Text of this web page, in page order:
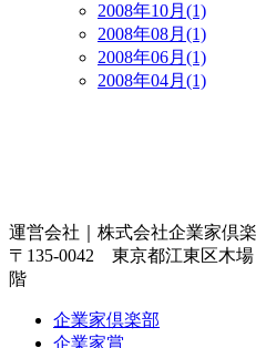
2008年10月(1)
2008年08月(1)
2008年06月(1)
2008年04月(1)
運営会社｜ 株式会社企業家倶
〒135-0042 東京都江東区木
階
企業家倶楽部
企業家賞